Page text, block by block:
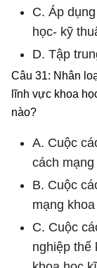
C. Áp
học- kỹ
D. Tập
Câu 31: Nhân
lĩnh vực khoa
nào?
A. Cuộc
cách
B. Cuộc
mạng
C. Cuộc
nghiệp thế